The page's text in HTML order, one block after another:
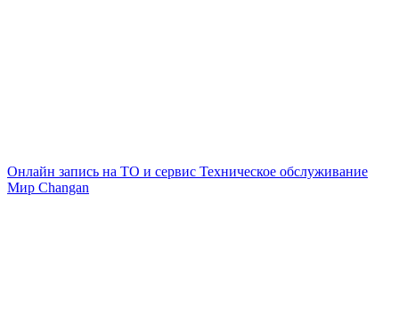
Онлайн запись на ТО и сервис Техническое обслуживание
Мир Changan